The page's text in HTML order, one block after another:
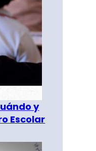
y
Escolar